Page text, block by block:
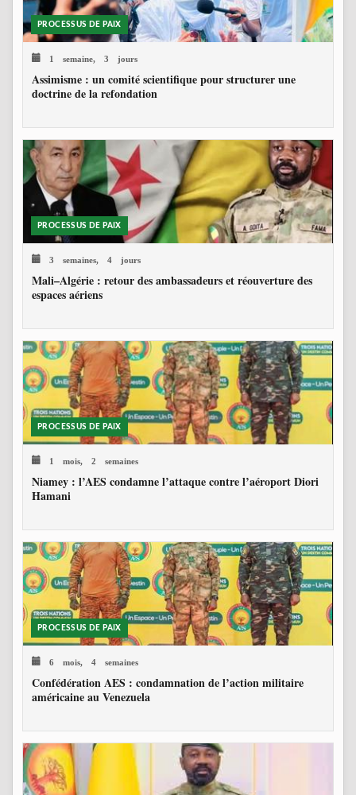
PROCESSUS DE PAIX
1 semaine, 3 jours
Assimisme : un comité scientifique pour structurer une
doctrine de la refondation
PROCESSUS DE PAIX
3 semaines, 4 jours
Mali–Algérie : retour des ambassadeurs et réouverture des
espaces aériens
PROCESSUS DE PAIX
1 mois, 2 semaines
Niamey : l’AES condamne l’attaque contre l’aéroport Diori
Hamani
PROCESSUS DE PAIX
6 mois, 4 semaines
Confédération AES : condamnation de l’action militaire
américaine au Venezuela